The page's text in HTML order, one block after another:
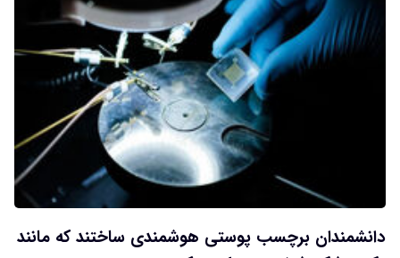
دانشمندان برچسب پوستی هوشمندی ساختند که مانند